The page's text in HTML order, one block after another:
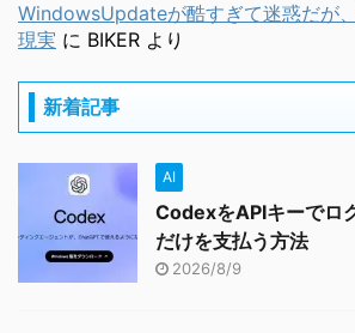
WindowsUpdateが酷すぎて迷惑だが
現実 に BIKER より
新着記事
AI
CodexをAPIキーでロ
だけを支払う方法
2026/8/9